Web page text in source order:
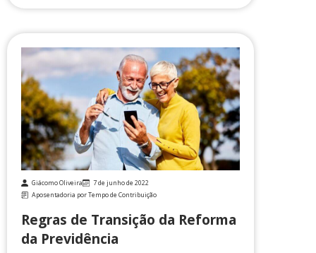
Giácomo Oliveira
7 de junho de 2022
Aposentadoria por Tempo de Contribuição
Regras de Transição da Reforma
da Previdência